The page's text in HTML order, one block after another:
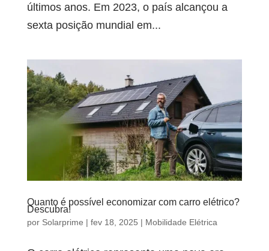
últimos anos. Em 2023, o país alcançou a
sexta posição mundial em...
Quanto é possível economizar com carro elétrico?
Descubra!
por Solarprime | fev 18, 2025 | Mobilidade Elétrica